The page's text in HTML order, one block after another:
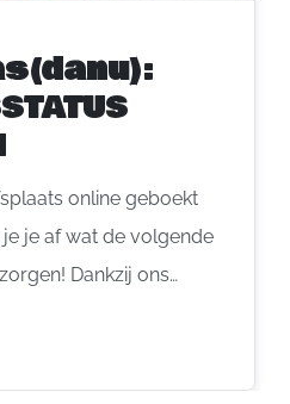
online geboekt
je af wat de volgende
Dankzij ons
je boeking